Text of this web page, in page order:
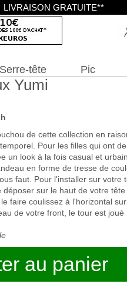
Yumi
de cette collection en
Pour les filles qui ont
un look à la fois casual et
en forme de tresse de
faut. Pour l'installer sur votre
déposer sur le haut de votre
faire coulissez à l'horizontal
de votre front, le tour est joué
au panier
Serre-tête Pic
LIVRAISON GRATUITE**